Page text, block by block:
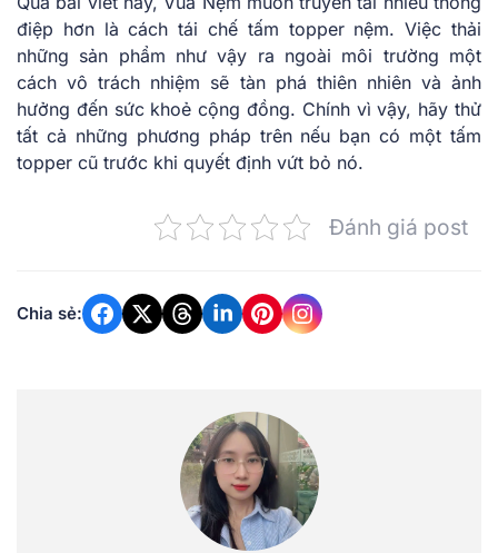
điệp hơn là cách tái chế tấm topper nệm. Việc thải
những sản phẩm như vậy ra ngoài môi trường một
cách vô trách nhiệm sẽ tàn phá thiên nhiên và ảnh
hưởng đến sức khoẻ cộng đồng. Chính vì vậy, hãy thử
tất cả những phương pháp trên nếu bạn có một tấm
topper cũ trước khi quyết định vứt bỏ nó.
Đánh giá post
Chia sẻ: